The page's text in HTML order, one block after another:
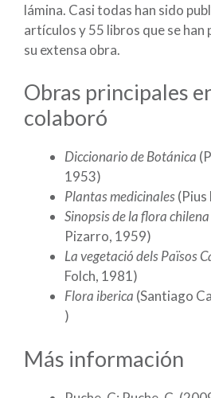
lámina. Casi todas han sido
artículos y 55 libros que se
su extensa obra.
Obras principales
colaboró
Diccionario de Botánica
1953)
Plantas medicinales
Sinopsis de la flora chilena
Pizarro, 1959)
La vegetació dels Països
Folch, 1981)
Flora iberica (Santiago
)
Más información